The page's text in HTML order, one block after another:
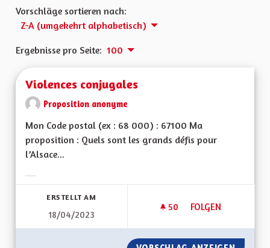
Vorschläge sortieren nach:
Z-A (umgekehrt alphabetisch)
Ergebnisse pro Seite: 100
Violences conjugales
Proposition anonyme
Mon Code postal (ex : 68 000) : 67100 Ma
proposition : Quels sont les grands défis pour
l’Alsace...
ERSTELLT AM
18/04/2023
50 50 FOLLOWER
FOLGEN
VIOLENCES